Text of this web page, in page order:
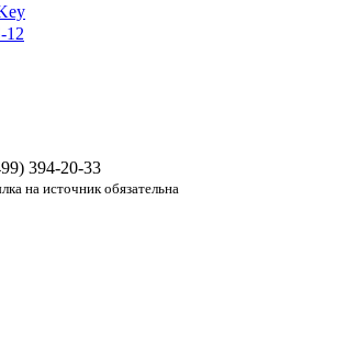
12
394-20-33
на источник обязательна